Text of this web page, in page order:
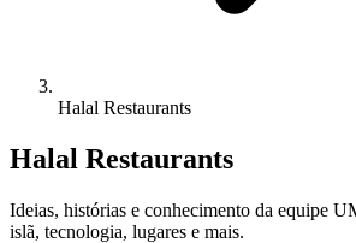
Halal Restaurants
Halal Restaurants
Ideias, histórias e conhecimento da equipe
islã, tecnologia, lugares e mais.